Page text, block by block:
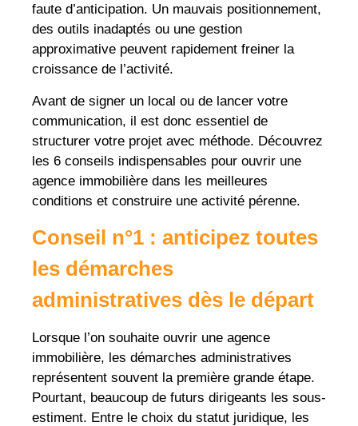
faute d’anticipation. Un mauvais positionnement,
des outils inadaptés ou une gestion
approximative peuvent rapidement freiner la
croissance de l’activité.
Avant de signer un local ou de lancer votre
communication, il est donc essentiel de
structurer votre projet avec méthode. Découvrez
les 6 conseils indispensables pour ouvrir une
agence immobilière dans les meilleures
conditions et construire une activité pérenne.
Conseil n°1 : anticipez toutes
les démarches
administratives dès le départ
Lorsque l’on souhaite ouvrir une agence
immobilière, les démarches administratives
représentent souvent la première grande étape.
Pourtant, beaucoup de futurs dirigeants les sous-
estiment. Entre le choix du statut juridique, les